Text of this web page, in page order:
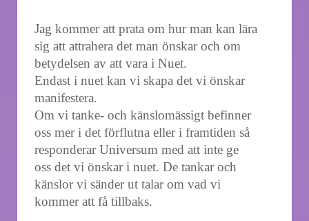
Jag kommer att prata om hur man kan lära
sig att attrahera det man önskar och om
betydelsen av att vara i Nuet.
Endast i nuet kan vi skapa det vi önskar
manifestera.
Om vi tanke- och känslomässigt befinner
oss mer i det förflutna eller i framtiden så
responderar Universum med att inte ge
oss det vi önskar i nuet. De tankar och
känslor vi sänder ut talar om vad vi
kommer att få tillbaks.